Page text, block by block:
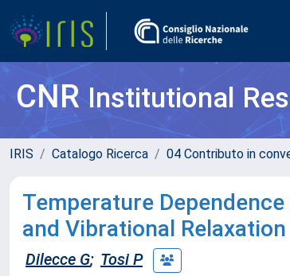
CNRInstitutional
IRIS Catalogo Ricerca 04 Contributo in
Temperature
and Vibrational
Dilecce G; Tosi P